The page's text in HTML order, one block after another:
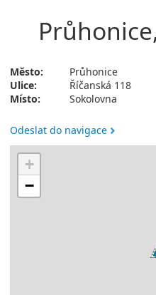
Město:
Průhonice
Ulice:
Říčanská 118
Místo:
Sokolovna
Odeslat do navigace
+
−